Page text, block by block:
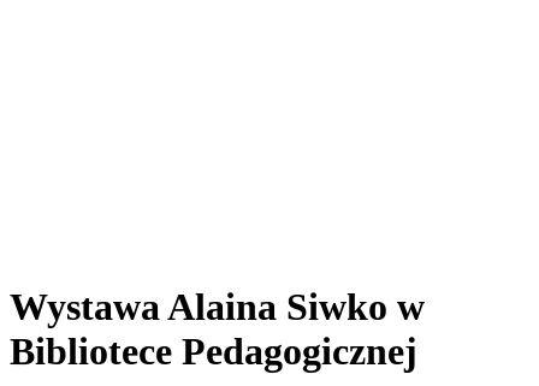
Wystawa Alaina Siwko w
Bibliotece Pedagogicznej